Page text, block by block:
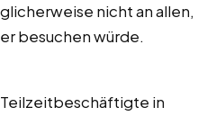
nicht an allen,
besuchen würde.
in